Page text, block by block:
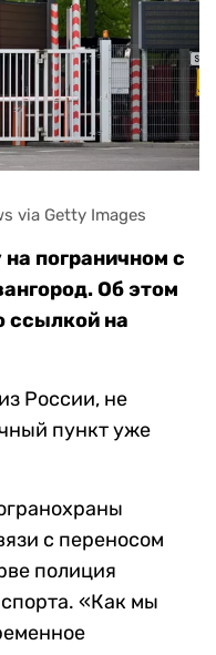
via Getty Images
пограничном с
Об этом
ссылкой на
России, не
пункт уже
с переносом
полиция
«Как мы